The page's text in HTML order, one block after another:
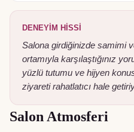
DENEYIM HISSI
Salona girdiğinizde samimi
ortamıyla karşılaştığınız
yüzlü tutumu ve hijyen
ziyareti rahatlatıcı hale
Salon Atmosferi